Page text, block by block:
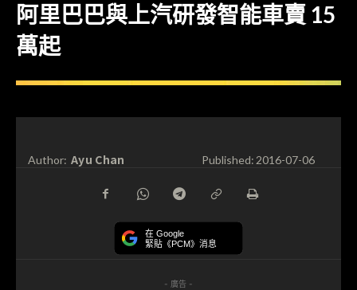
阿里巴巴與上汽研發智能車賣 15
萬起
Author: Ayu Chan Published:2016-07-06
在 Google
緊貼《PCM》消息
- 廣告 -